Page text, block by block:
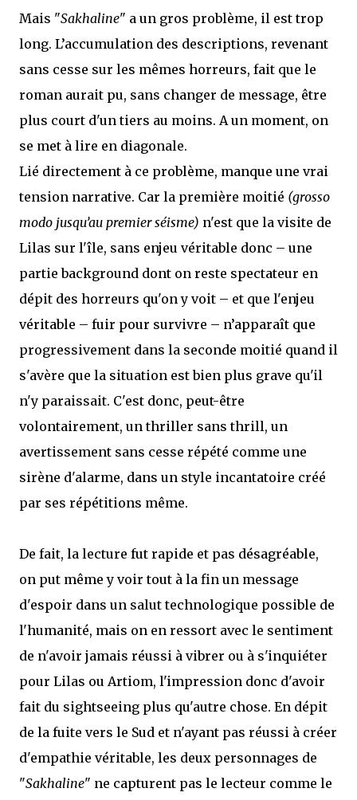
Mais "Sakhaline" a un gros problème, il est trop
long. L’accumulation des descriptions, revenant
sans cesse sur les mêmes horreurs, fait que le
roman aurait pu, sans changer de message, être
plus court d'un tiers au moins. A un moment, on
se met à lire en diagonale.
Lié directement à ce problème, manque une vrai
tension narrative. Car la première moitié (grosso
modo jusqu’au premier séisme) n'est que la visite de
Lilas sur l'île, sans enjeu véritable donc – une
partie background dont on reste spectateur en
dépit des horreurs qu'on y voit – et que l'enjeu
véritable – fuir pour survivre – n’apparaît que
progressivement dans la seconde moitié quand il
s'avère que la situation est bien plus grave qu'il
n'y paraissait. C'est donc, peut-être
volontairement, un thriller sans thrill, un
avertissement sans cesse répété comme une
sirène d'alarme, dans un style incantatoire créé
par ses répétitions même.
De fait, la lecture fut rapide et pas désagréable,
on put même y voir tout à la fin un message
d'espoir dans un salut technologique possible de
l'humanité, mais on en ressort avec le sentiment
de n'avoir jamais réussi à vibrer ou à s'inquiéter
pour Lilas ou Artiom, l'impression donc d'avoir
fait du sightseeing plus qu'autre chose. En dépit
de la fuite vers le Sud et n'ayant pas réussi à créer
d'empathie véritable, les deux personnages de
"Sakhaline" ne capturent pas le lecteur comme le